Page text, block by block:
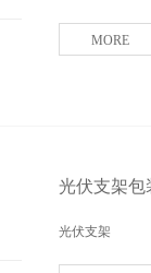
MORE
光伏支架包
光伏支架